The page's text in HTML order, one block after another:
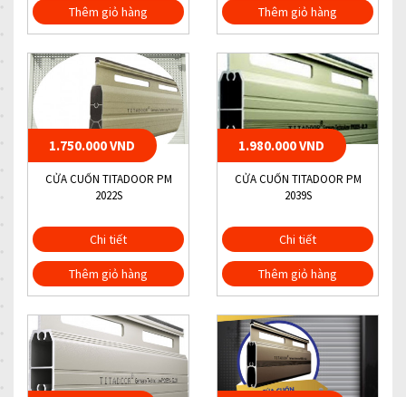
Thêm giỏ hàng Thêm giỏ hàng
1.750.000 VND
CỬA CUỐN TITADOOR PM
2022S
Chi tiết
Thêm giỏ hàng
1.980.000 VND
CỬA CUỐN TITADOOR PM
2039S
Chi tiết
Thêm giỏ hàng